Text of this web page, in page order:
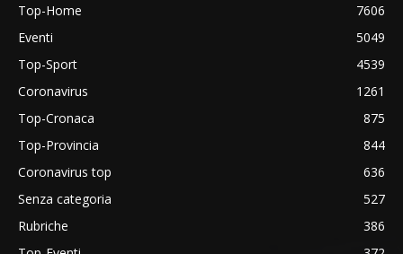
Top-Home
7606
Eventi
5049
Top-Sport
4539
Coronavirus
1261
Top-Cronaca
875
Top-Provincia
844
Coronavirus top
636
Senza categoria
527
Rubriche
386